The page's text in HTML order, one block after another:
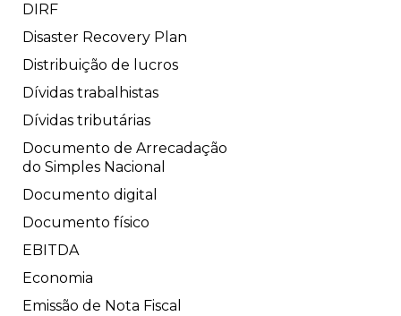
DIRF
Disaster Recovery Plan
Distribuição de lucros
Dívidas trabalhistas
Dívidas tributárias
Documento de Arrecadação
do Simples Nacional
Documento digital
Documento físico
EBITDA
Economia
Emissão de Nota Fiscal